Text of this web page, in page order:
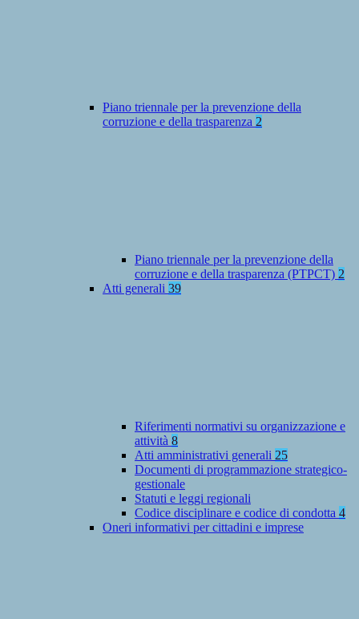
Piano triennale per la prevenzione della
corruzione e della trasparenza 2
Piano triennale per la prevenzione della
corruzione e della trasparenza (PTPCT) 2
Atti generali 39
Riferimenti normativi su organizzazione e
attività 8
Atti amministrativi generali 25
Documenti di programmazione strategico-
gestionale
Statuti e leggi regionali
Codice disciplinare e codice di condotta 4
Oneri informativi per cittadini e imprese